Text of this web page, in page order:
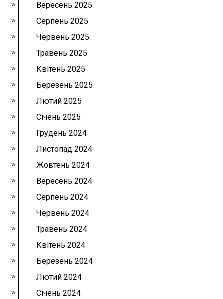
Вересень 2025
Серпень 2025
Червень 2025
Травень 2025
Квітень 2025
Березень 2025
Лютий 2025
Січень 2025
Грудень 2024
Листопад 2024
Жовтень 2024
Вересень 2024
Серпень 2024
Червень 2024
Травень 2024
Квітень 2024
Березень 2024
Лютий 2024
Січень 2024